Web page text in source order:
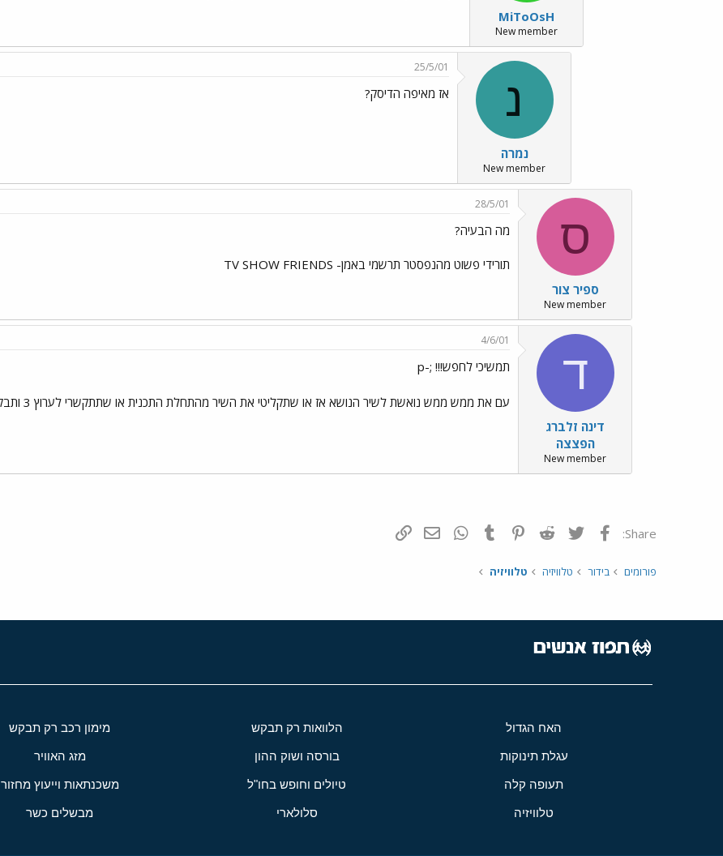
MiToOsH
New member
נ
נמרה
New member
25/5/01
אז מאיפה הדיסק?
ס
ספיר צור
New member
28/5/01
מה הבעיה?
תורידי פשוט מהנפסטר תרשמי באמן- TV SHOW FRIENDS
ד
דינה זלברג
הפצצה
New member
4/6/01
תמשיכי לחפש!!! ;-p
עם את ממש ממש נואשת לשיר הנושא אז או שתקליטי את השיר מהתחלת התכנית או שתתקשרי לערוץ 3 ותבקשי את הקליפ כי יש להם חולה על חברים!!!
Share: פייסבוק Twitter
Reddit
Pinterest
Tumblr
WhatsAppדואר אלקטרוני
פורומים בידור טלוויזיה טלוויזיה
האח הגדול הלוואות רק תבקש מימון רכב רק תבקש
עגלת תינוקות בורסה ושוק ההון מזג האוויר
תעופה קלה טיולים וחופש בחו"ל משכנתאות וייעוץ מחזור
טלוויזיה סלולארי מבשלים כשר